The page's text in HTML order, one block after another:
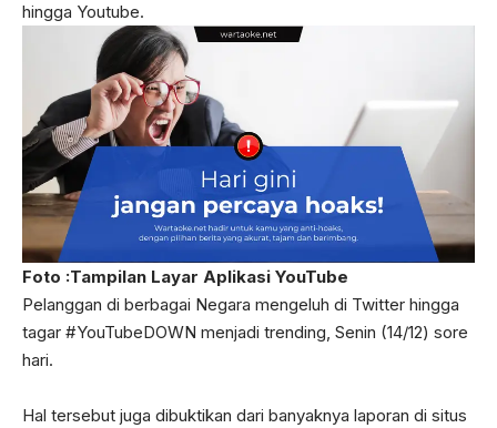
hingga Youtube.
Foto :Tampilan Layar Aplikasi YouTube
Pelanggan di berbagai Negara mengeluh di Twitter hingga
tagar #YouTubeDOWN menjadi trending, Senin (14/12) sore
hari.
Hal tersebut juga dibuktikan dari banyaknya laporan di situs